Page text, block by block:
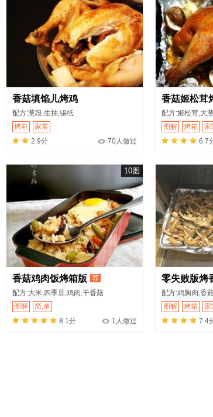
香菇填馅儿烤鸡
配方:葱段,生抽,锡纸
烤箱
家常
2.9分
70人做过
香菇姬松茸
配方:姬松茸,大
图解
烤箱
家
6.7
10图
香菇鸡肉饭烤箱版
荐
配方:大米,四季豆,鸡肉,干香菇
图解
简,单
8.1分
1人做过
零失败版烤
配方:鸡胸肉,香
图解
烤箱
家
7.4